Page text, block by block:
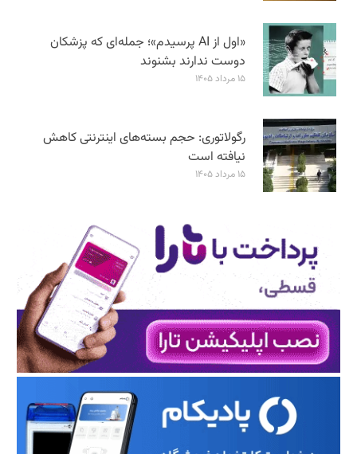
«اول از AI پرسیدم»؛ جمله‌ای که پزشکان
دوست ندارند بشنوند
۱۵ مرداد ۱۴۰۵
رگولاتوری: حجم بسته‌های اینترنتی کاهش
نیافته است
۱۵ مرداد ۱۴۰۵